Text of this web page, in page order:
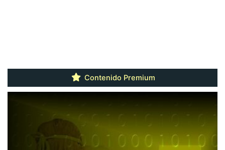
Contenido Premium